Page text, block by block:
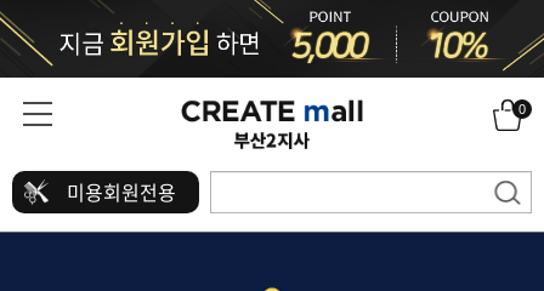
0
미용회원전용